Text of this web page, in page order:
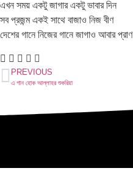
এখন সময় একটু জাগার একটু ভাবার দিন
সব প্রজন্ম একই সাথে বাজাও নিজ বীণ
দেশের গানে নিজের গানে জাগাও আবার
PREVIOUS
এ গান হোক আল্লাহর শুকরিয়া